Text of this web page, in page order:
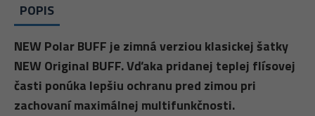
POPIS
NEW Polar BUFF je zimná verziou klasickej šatky
NEW Original BUFF. Vďaka pridanej teplej flísovej
časti ponúka lepšiu ochranu pred zimou pri
zachovaní maximálnej multifunkčnosti.